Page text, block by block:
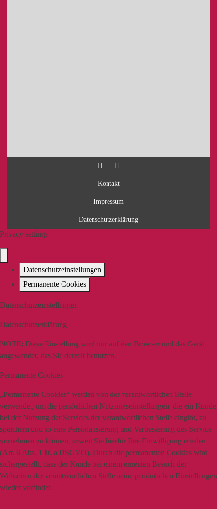
Kontakt
Impressum
Datenschutzerklärung
Privacy settings
Datenschutzeinstellungen
Permanente Cookies
Datenschutzeinstellungen
Datenschutzerklärung
NOTE: Diese Einstellung wird nur auf den Browser und das Gerät
angewendet, das Sie derzeit benutzen.
Permanente Cookies
„Permanente Cookies“ werden von der verantwortlichen Stelle
verwendet, um die persönlichen Nutzungseinstellungen, die ein Kunde
bei der Nutzung der Services der verantwortlichen Stelle eingibt, zu
speichern und so eine Personalisierung und Verbesserung des Service
vornehmen zu können, soweit Sie hierfür Ihre Einwilligung erteilen
(Art. 6 Abs. 1 lit. a DSGVO). Durch die permanenten Cookies wird
sichergestellt, dass der Kunde bei einem erneuten Besuch der
Webseiten der verantwortlichen Stelle seine persönlichen Einstellungen
wieder vorfindet.